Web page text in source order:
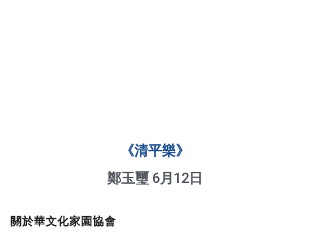
《清平樂》
鄭玉璽 6月12日
關於華文化家園協會